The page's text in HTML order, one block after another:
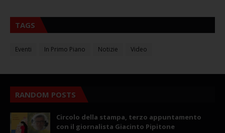
TAGS
Eventi In Primo Piano Notizie Video
RANDOM POSTS
Circolo della stampa, terzo appuntamento
con il giornalista Giacinto Pipitone